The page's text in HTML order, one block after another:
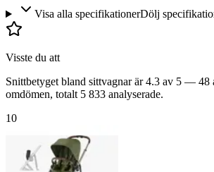
Visa alla specifikationerDölj
Visste du att
Snittbetyget bland sittvagnar är 4.3 av 5 — 48
omdömen, totalt 5 833 analyserade.
10